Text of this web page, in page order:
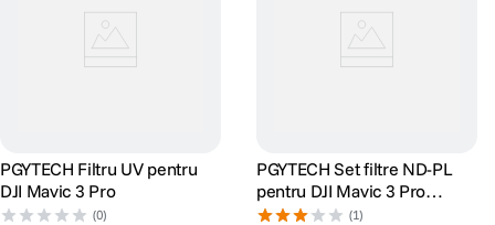
PGYTECH Filtru UV pentru
DJI Mavic 3 Pro
(0)
PGYTECH Set filtre ND-PL
pentru DJI Mavic 3 Pro
(NDPL 8 16 32 64)
(1)